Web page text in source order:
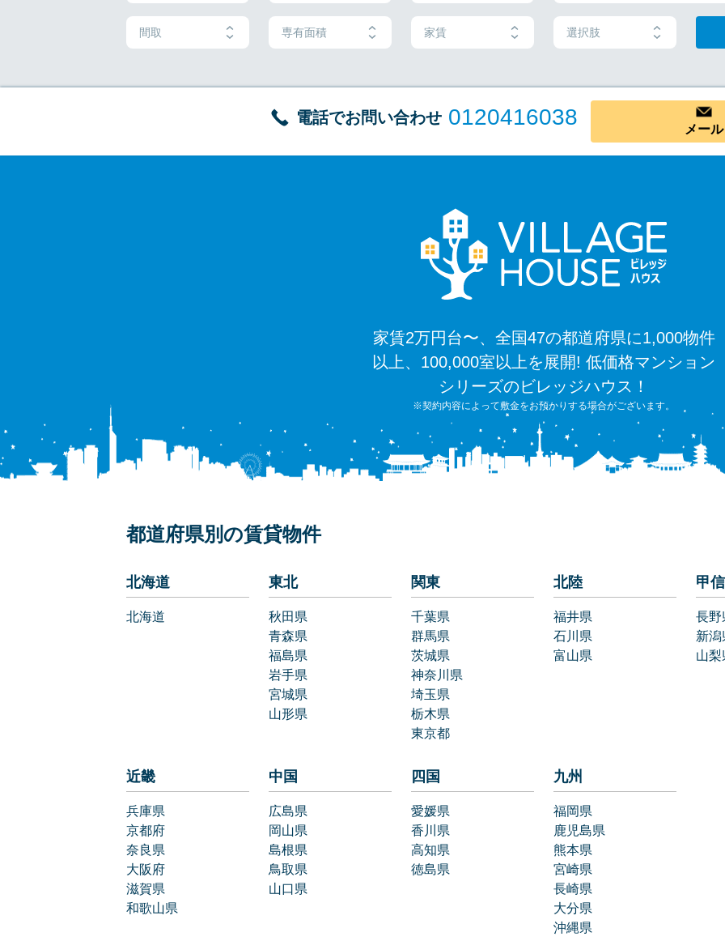
間取 専有面積 家賃 選択肢
電話でお問い合わせ 0120416038 メール
家賃2万円台〜、全国47の都道府県に1,000物件
以上、100,000室以上を展開! 低価格マンション
シリーズのビレッジハウス！
※契約内容によって敷金をお預かりする場合がございます。
都道府県別の賃貸物件
北海道
北海道
東北
秋田県
青森県
福島県
岩手県
宮城県
山形県
関東
千葉県
群馬県
茨城県
神奈川県
埼玉県
栃木県
東京都
北陸
福井県
石川県
富山県
甲
長野
新潟
山梨
近畿
兵庫県
京都府
奈良県
大阪府
滋賀県
和歌山県
中国
広島県
岡山県
島根県
鳥取県
山口県
四国
愛媛県
香川県
高知県
徳島県
九州
福岡県
鹿児島県
熊本県
宮崎県
長崎県
大分県
沖縄県